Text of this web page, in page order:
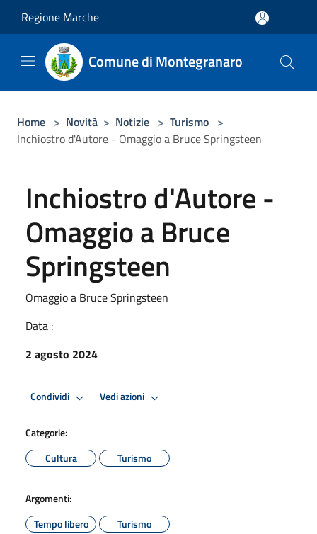
Regione Marche
Comune di Montegranaro
Home > Novità > Notizie > Turismo >
Inchiostro d'Autore - Omaggio a Bruce Springsteen
Inchiostro d'Autore -
Omaggio a Bruce
Springsteen
Omaggio a Bruce Springsteen
Data :
2 agosto 2024
Condividi Vedi azioni
Categorie:
Cultura
Turismo
Argomenti:
Tempo libero
Turismo